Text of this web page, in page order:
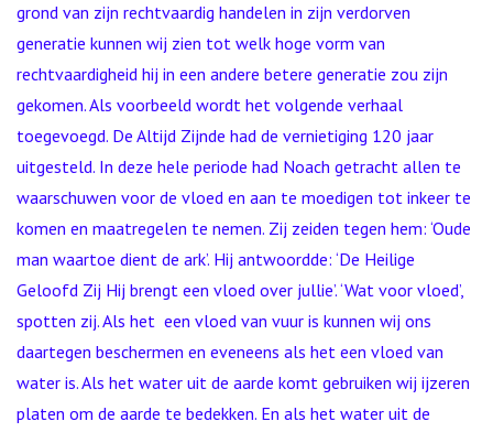
grond van zijn rechtvaardig handelen in zijn verdorven
generatie kunnen wij zien tot welk hoge vorm van
rechtvaardigheid hij in een andere betere generatie zou zijn
gekomen. Als voorbeeld wordt het volgende verhaal
toegevoegd. De Altijd Zijnde had de vernietiging 120 jaar
uitgesteld. In deze hele periode had Noach getracht allen te
waarschuwen voor de vloed en aan te moedigen tot inkeer te
komen en maatregelen te nemen. Zij zeiden tegen hem: ‘Oude
man waartoe dient de ark’. Hij antwoordde: ‘De Heilige
Geloofd Zij Hij brengt een vloed over jullie’. ‘Wat voor vloed’,
spotten zij. Als het een vloed van vuur is kunnen wij ons
daartegen beschermen en eveneens als het een vloed van
water is. Als het water uit de aarde komt gebruiken wij ijzeren
platen om de aarde te bedekken. En als het water uit de